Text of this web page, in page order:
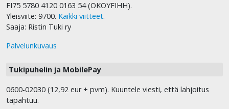
FI75 5780 4120 0163 54 (OKOYFIHH).
Yleisviite: 9700. Kaikki viitteet.
Saaja: Ristin Tuki ry
Palvelunkuvaus
Tukipuhelin ja MobilePay
0600-02030 (12,92 eur + pvm). Kuuntele viesti, että lahjoitus
tapahtuu.